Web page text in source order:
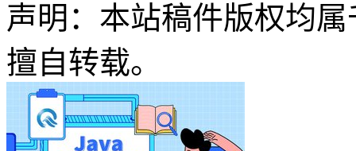
声明：本站稿件版权均
擅自转载。